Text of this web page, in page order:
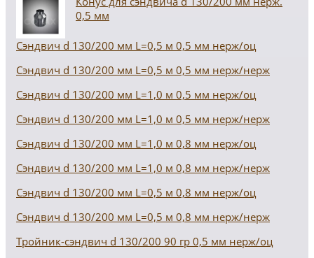
0,5 мм
Сэндвич d 130/200 мм L=0,5 м 0,5 мм нерж/оц
Сэндвич d 130/200 мм L=0,5 м 0,5 мм нерж/нерж
Сэндвич d 130/200 мм L=1,0 м 0,5 мм нерж/оц
Сэндвич d 130/200 мм L=1,0 м 0,5 мм нерж/нерж
Сэндвич d 130/200 мм L=1,0 м 0,8 мм нерж/оц
Сэндвич d 130/200 мм L=1,0 м 0,8 мм нерж/нерж
Сэндвич d 130/200 мм L=0,5 м 0,8 мм нерж/оц
Сэндвич d 130/200 мм L=0,5 м 0,8 мм нерж/нерж
Тройник-сэндвич d 130/200 90 гр 0,5 мм нерж/оц